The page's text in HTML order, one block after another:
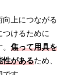
向上につながる
けるために
焦って用具を
性があるため、